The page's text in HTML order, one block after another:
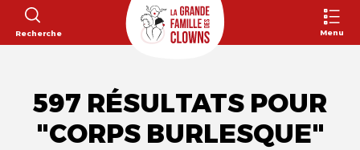
Recherche Menu
597 RÉSULTATS POUR
"CORPS BURLESQUE"